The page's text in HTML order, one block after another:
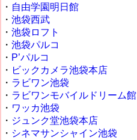
・ 自由学園明日館
・ 池袋西武
・ 池袋ロフト
・ 池袋パルコ
・ P’パルコ
・ ビックカメラ池袋本店
・ ラビワン池袋
・ ラビワンモバイルドリーム館
・ ワッカ池袋
・ ジュンク堂池袋本店
・ シネマサンシャイン池袋